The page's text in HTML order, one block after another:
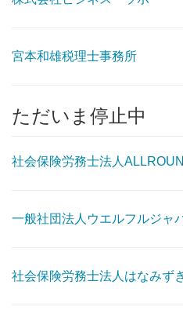
宮本和雄税理士事務所
ただいま停止中
社会保険労務士法人
一般社団法人ウエルフルジャ
社会保険労務士法人はなみず